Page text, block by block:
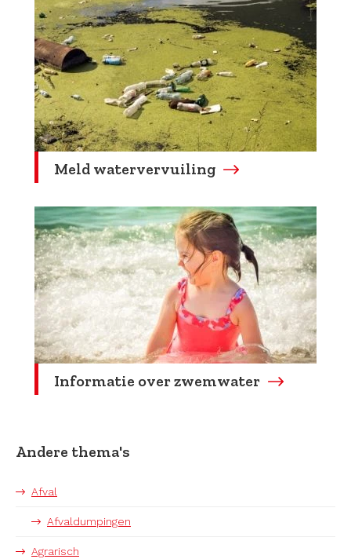
Meld watervervuiling
Informatie over zwemwater
Andere thema's
Afval
Afvaldumpingen
Agrarisch